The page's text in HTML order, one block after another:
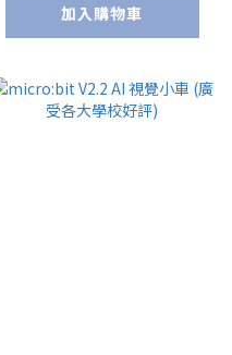
加入購物車